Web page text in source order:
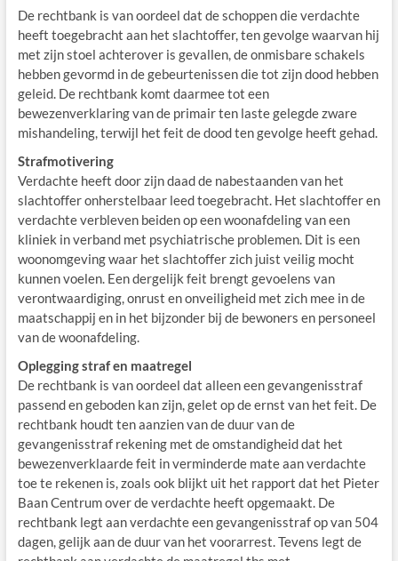
De rechtbank is van oordeel dat de schoppen die verdachte
heeft toegebracht aan het slachtoffer, ten gevolge waarvan hij
met zijn stoel achterover is gevallen, de onmisbare schakels
hebben gevormd in de gebeurtenissen die tot zijn dood hebben
geleid. De rechtbank komt daarmee tot een
bewezenverklaring van de primair ten laste gelegde zware
mishandeling, terwijl het feit de dood ten gevolge heeft gehad.
Strafmotivering
Verdachte heeft door zijn daad de nabestaanden van het
slachtoffer onherstelbaar leed toegebracht. Het slachtoffer en
verdachte verbleven beiden op een woonafdeling van een
kliniek in verband met psychiatrische problemen. Dit is een
woonomgeving waar het slachtoffer zich juist veilig mocht
kunnen voelen. Een dergelijk feit brengt gevoelens van
verontwaardiging, onrust en onveiligheid met zich mee in de
maatschappij en in het bijzonder bij de bewoners en personeel
van de woonafdeling.
Oplegging straf en maatregel
De rechtbank is van oordeel dat alleen een gevangenisstraf
passend en geboden kan zijn, gelet op de ernst van het feit. De
rechtbank houdt ten aanzien van de duur van de
gevangenisstraf rekening met de omstandigheid dat het
bewezenverklaarde feit in verminderde mate aan verdachte
toe te rekenen is, zoals ook blijkt uit het rapport dat het Pieter
Baan Centrum over de verdachte heeft opgemaakt. De
rechtbank legt aan verdachte een gevangenisstraf op van 504
dagen, gelijk aan de duur van het voorarrest. Tevens legt de